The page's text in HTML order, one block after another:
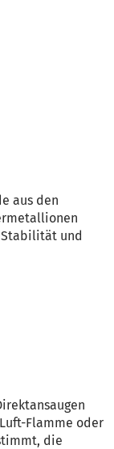
aus den
und
Flamme oder
die